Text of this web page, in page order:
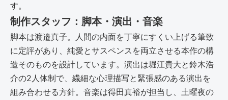
す。
制作スタッフ：脚本・演出・音楽
脚本は渡邉真子。人間の内面を丁寧にすくい上げる筆致
に定評があり、純愛とサスペンスを両立させる本作の構
造そのものを設計しています。演出は堀江貴大と鈴木浩
介の2人体制で、繊細な心理描写と緊張感のある演出を
組み合わせる方針。音楽は得田真裕が担当し、土曜夜の